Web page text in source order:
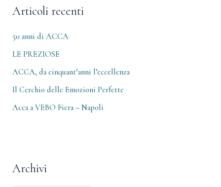
a
Articoli recenti
50 anni di ACCA
LE PREZIOSE
ACCA, da cinquant’anni l’eccellenza
Il Cerchio delle Emozioni Perfette
Acca a VEBO Fiera – Napoli
Archivi